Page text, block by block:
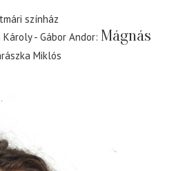
színház
- Gábor Andor Mágnás
Miklós